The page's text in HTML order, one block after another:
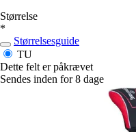
Størrelse
*
Størrelsesguide
TU
Dette felt er påkrævet
Sendes inden for 8 dage